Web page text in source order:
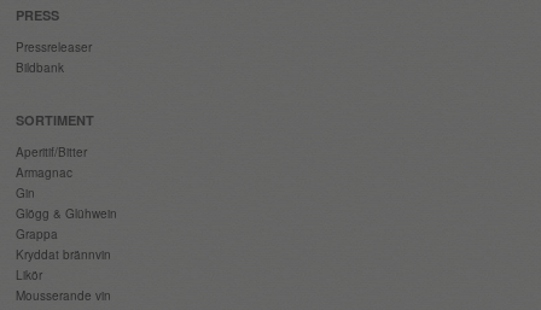
PRESS
Pressreleaser
Bildbank
SORTIMENT
Aperitif/Bitter
Armagnac
Gin
Glögg & Glühwein
Grappa
Kryddat brännvin
Likör
Mousserande vin